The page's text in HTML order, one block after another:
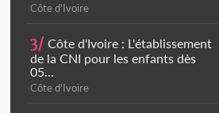
Côte d'Ivoire
3/ Côte d'Ivoire : L'établissement
de la CNI pour les enfants dès
05...
Côte d'Ivoire